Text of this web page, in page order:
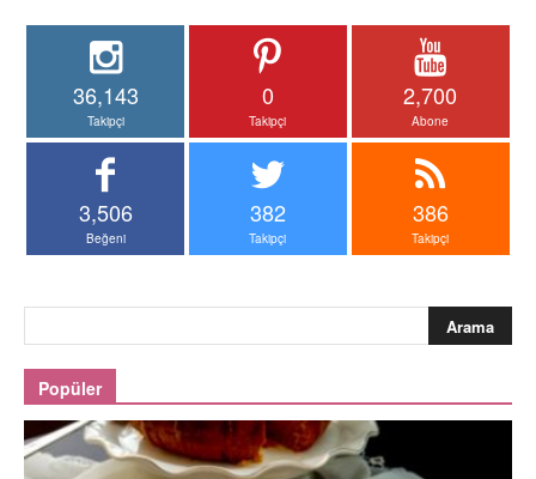
36,143
Takipçi
0
Takipçi
2,700
Abone
3,506
Beğeni
382
Takipçi
386
Takipçi
Popüler